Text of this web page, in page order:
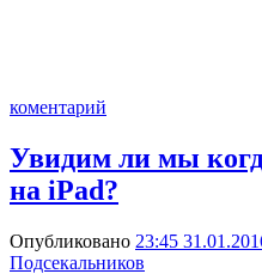
коментарий
Увидим ли мы
на iPad?
Опубликовано 23:45
Подсекальников